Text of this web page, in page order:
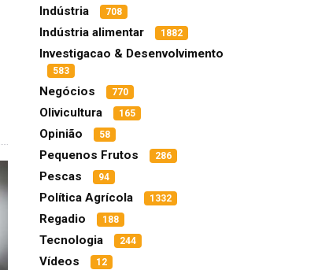
Indústria 708
Indústria alimentar 1882
Investigacao & Desenvolvimento
583
Negócios 770
Olivicultura 165
Opinião 58
Pequenos Frutos 286
Pescas 94
Política Agrícola 1332
Regadio 188
Tecnologia 244
Vídeos 12